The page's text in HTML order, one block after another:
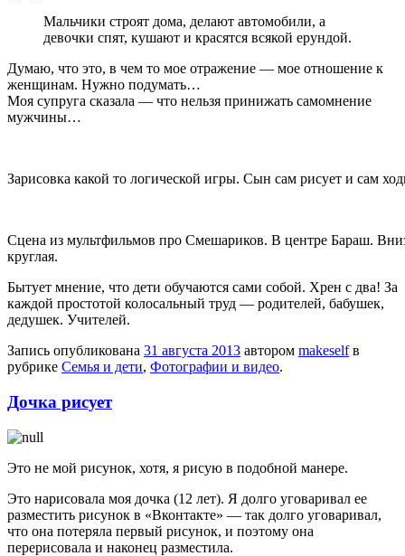
Мальчики строят дома, делают автомобили, а
девочки спят, кушают и красятся всякой ерундой.
Думаю, что это, в чем то мое отражение — мое отношение к
женщинам. Нужно подумать…
Моя супруга сказала — что нельзя принижать самомнение
мужчины…
Зарисовка какой то логической игры. Сын сам рисует и сам
Сцена из мультфильмов про Смешариков. В центре Бараш.
круглая.
Бытует мнение, что дети обучаются сами собой. Хрен с два! За
каждой простотой колосальный труд — родителей, бабушек,
дедушек. Учителей.
Запись опубликована 31 августа 2013 автором makeselfв
рубрике Семья и дети, Фотографии и видео.
Дочка рисует
Это не мой рисунок, хотя, я рисую в подобной манере.
Это нарисовала моя дочка (12 лет). Я долго уговаривал ее
разместить рисунок в «Вконтакте» — так долго уговаривал,
что она потеряла первый рисунок, и поэтому она
перерисовала и наконец разместила.